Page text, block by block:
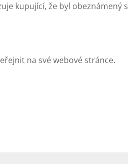
kupující, že byl obeznámený s
na své webové stránce.